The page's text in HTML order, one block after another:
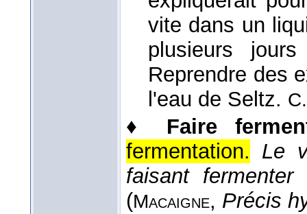
vite dans un
plusieurs
Reprendre des
l'eau de Seltz.
♦ Faire
fermentation. Le
faisant
(Macaigne, Précis